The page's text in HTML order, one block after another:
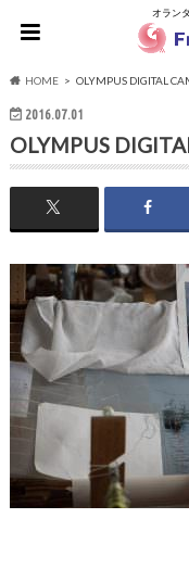
オラン
HOME OLYMPUS DIGITAL
2016.07.01
OLYMPUS